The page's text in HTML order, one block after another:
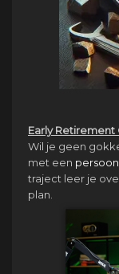
Early Retirement
Wil je geen
met een
traject leer je
plan.